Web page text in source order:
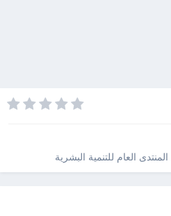
المنتدى العام للتنمية البشرية